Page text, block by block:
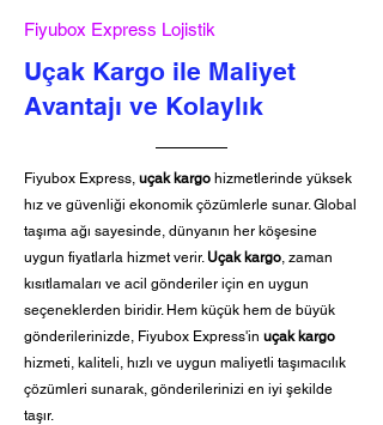
Fiyubox Express Lojistik
Uçak Kargo ile Maliyet
Avantajı ve Kolaylık
Fiyubox Express, uçak kargo hizmetlerinde yüksek
hız ve güvenliği ekonomik çözümlerle sunar. Global
taşıma ağı sayesinde, dünyanın her köşesine
uygun fiyatlarla hizmet verir. Uçak kargo, zaman
kısıtlamaları ve acil gönderiler için en uygun
seçeneklerden biridir. Hem küçük hem de büyük
gönderilerinizde, Fiyubox Express'in uçak kargo
hizmeti, kaliteli, hızlı ve uygun maliyetli taşımacılık
çözümleri sunarak, gönderilerinizi en iyi şekilde
taşır.